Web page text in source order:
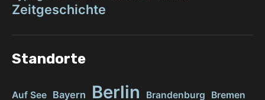
Zeitgeschichte
Standorte
Auf See Bayern Berlin Brandenburg Bremen